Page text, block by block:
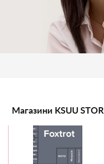
Магазини KSUU